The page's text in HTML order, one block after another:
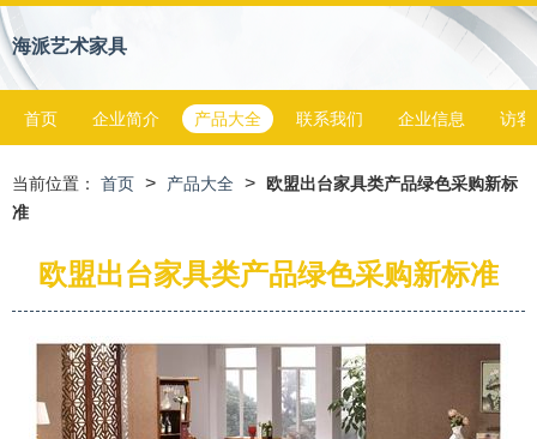
海派艺术家具
首页 企业简介 产品大全 联系我们 企业信息 访客
当前位置： 首页 > 产品大全 >
欧盟出台家具类产品绿色采购新标
准
欧盟出台家具类产品绿色采购新标准